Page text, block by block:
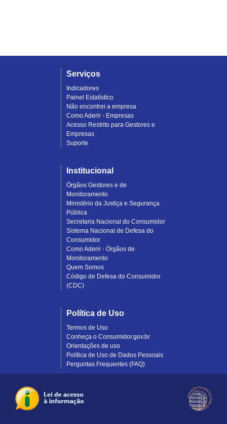
Serviços
Indicadores
Painel Estatístico
Não encontrei a empresa
Como Aderir - Empresas
Acesso Restrito para Gestores e
Empresas
Suporte
Institucional
Órgãos Gestores e de
Monitoramento
Ministério da Justiça e Segurança
Pública
Secretaria Nacional do Consumidor
Sistema Nacional de Defesa do
Consumidor
Como Aderir - Órgãos de
Monitoramento
Quem Somos
Código de Defesa do Consumidor
(CDC)
Política de Uso
Termos de Uso
Conheça o Consumidor.gov.br
Orientações de uso
Política de Uso de Dados Pessoais
Perguntas Frequentes (FAQ)